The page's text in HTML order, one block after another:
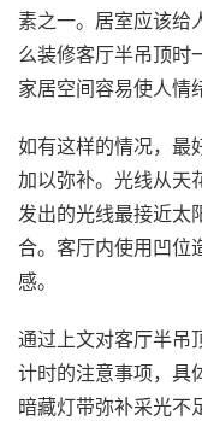
素之一。居室应该给
么装修客厅半吊顶时
家居空间容易使人情
如有这样的情况，最
加以弥补。光线从天
发出的光线最接近太
合。客厅内使用凹位
感。
通过上文对客厅半吊
计时的注意事项，具
暗藏灯带弥补采光不